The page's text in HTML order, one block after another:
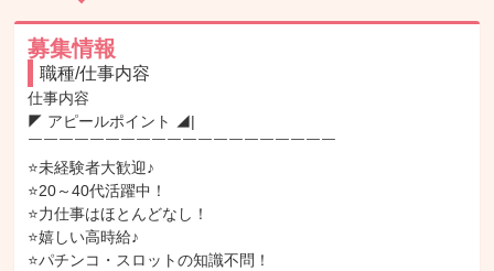
募集情報
職種/仕事内容
仕事内容
◤ アピールポイント ◢|
￣￣￣￣￣￣￣￣￣￣￣￣￣￣￣￣￣￣￣￣
⭐未経験者大歓迎♪
⭐20～40代活躍中！
⭐力仕事はほとんどなし！
⭐嬉しい高時給♪
⭐パチンコ・スロットの知識不問！